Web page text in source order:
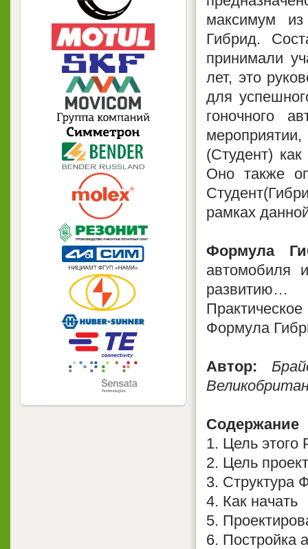
максимум
Гибрид.
принимали
лет, это
для
гоночного
(Студент)
Оно также
рамках
Формула
автомобиля
развитию…
Формула
Автор:
Содержание
1. Цель этого
2. Цель
3. Структура
4. Как начать
5.
6. Постройка